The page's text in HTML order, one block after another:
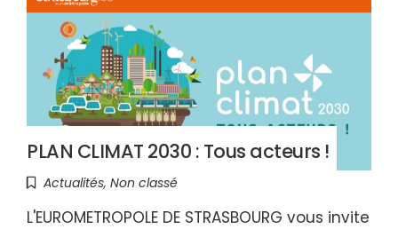
PLAN CLIMAT 2030 : Tous acteurs !
Actualités, Non classé
L'EUROMETROPOLE DE STRASBOURG vous invite